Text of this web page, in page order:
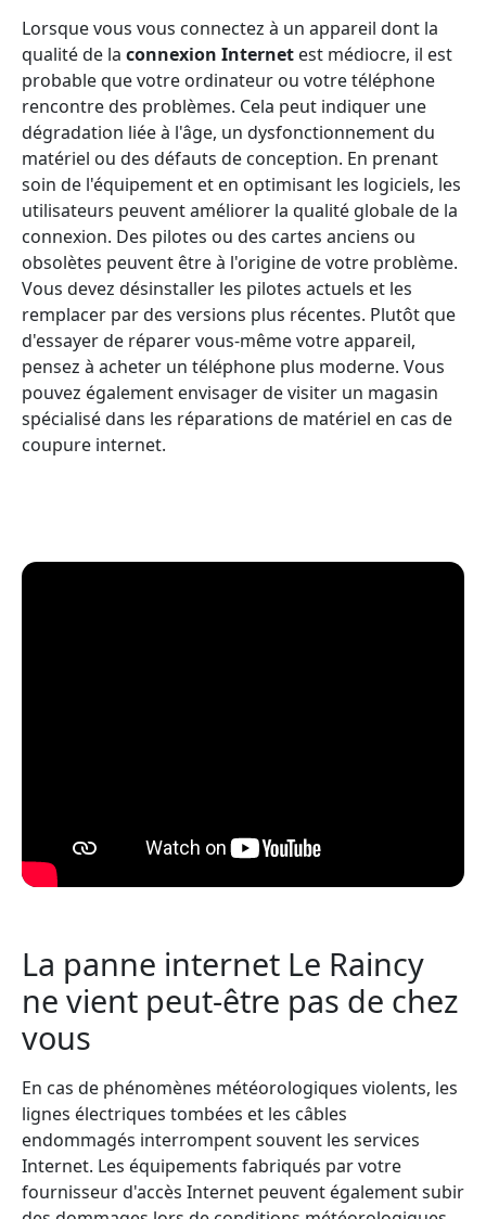
Lorsque vous vous connectez à un appareil dont la
qualité de la connexion Internet est médiocre, il est
probable que votre ordinateur ou votre téléphone
rencontre des problèmes. Cela peut indiquer une
dégradation liée à l'âge, un dysfonctionnement du
matériel ou des défauts de conception. En prenant
soin de l'équipement et en optimisant les logiciels, les
utilisateurs peuvent améliorer la qualité globale de la
connexion. Des pilotes ou des cartes anciens ou
obsolètes peuvent être à l'origine de votre problème.
Vous devez désinstaller les pilotes actuels et les
remplacer par des versions plus récentes. Plutôt que
d'essayer de réparer vous-même votre appareil,
pensez à acheter un téléphone plus moderne. Vous
pouvez également envisager de visiter un magasin
spécialisé dans les réparations de matériel en cas de
coupure internet.
La panne internet Le Raincy
ne vient peut-être pas de chez
vous
En cas de phénomènes météorologiques violents, les
lignes électriques tombées et les câbles
endommagés interrompent souvent les services
Internet. Les équipements fabriqués par votre
fournisseur d'accès Internet peuvent également subir